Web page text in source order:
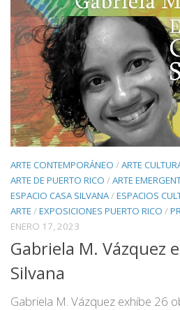
ARTE CONTEMPORÁNEO /ARTE
ARTE DE PUERTO RICO /ARTE
ESPACIO CASA SILVANA/ESPACIOS
ARTE /EXPOSICIONES PUERTO RICO /
ENERO 17, 2023
Gabriela M. Vázquez
Silvana
Gabriela M. Vázquez exhibe 26